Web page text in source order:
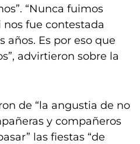
“Nunca fuimos
fue contestada
años. Es por eso que
advirtieron sobre la
de “la angustia de no
y compañeros
las fiestas “de